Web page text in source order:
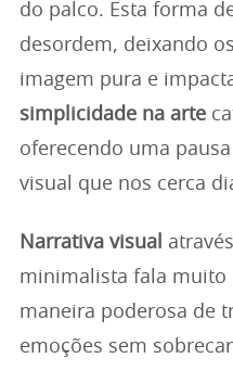
do palco. Esta forma
desordem, deixando
imagem pura e
simplicidade na arte
oferecendo uma
visual que nos cerca
Narrativa visual
minimalista fala muito
maneira poderosa de
emoções sem